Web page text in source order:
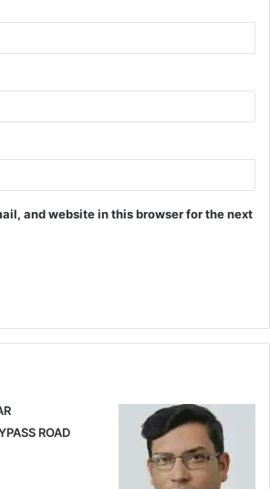
and website in this browser for the next
ROAD